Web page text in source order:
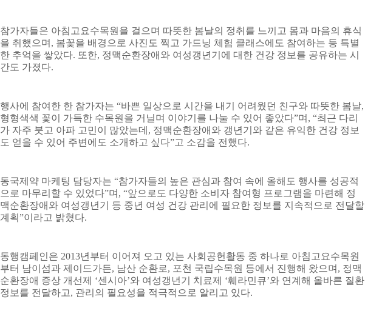
참가자들은 아침고요수목원을 걸으며 따뜻한 봄날의 정취를 느끼고 몸과 마음의 휴식
을 취했으며 , 봄꽃을 배경으로 사진도 찍고 가드닝 체험 클래스에도 참여하는 등 특별
한 추억을 쌓았다. 또한, 정맥순환장애와 여성갱년기에 대한 건강 정보를 공유하는 시
간도 가졌다.
행사에 참여한 한 참가자는 “바쁜 일상으로 시간을 내기 어려웠던 친구와 따뜻한 봄날,
형형색색 꽃이 가득한 수목원을 거닐며 이야기를 나눌 수 있어 좋았다”며 , “최근 다리
가 자주 붓고 아파 고민이 많았는데 , 정맥순환장애와 갱년기와 같은 유익한 건강 정보
도 얻을 수 있어 주변에도 소개하고 싶다”고 소감을 전했다.
동국제약 마케팅 담당자는 “참가자들의 높은 관심과 참여 속에 올해도 행사를 성공적
으로 마무리할 수 있었다”며 , “앞으로도 다양한 소비자 참여형 프로그램을 마련해 정
맥순환장애와 여성갱년기 등 중년 여성 건강 관리에 필요한 정보를 지속적으로 전달할
계획”이라고 밝혔다.
동행캠페인은 2013년부터 이어져 오고 있는 사회공헌활동 중 하나로 아침고요수목원
부터 남이섬과 제이드가든, 남산 순환로, 포천 국립수목원 등에서 진행해 왔으며 , 정맥
순환장애 증상 개선제 ‘센시아’와 여성갱년기 치료제 ‘훼라민큐’와 연계해 올바른 질환
정보를 전달하고, 관리의 필요성을 적극적으로 알리고 있다.